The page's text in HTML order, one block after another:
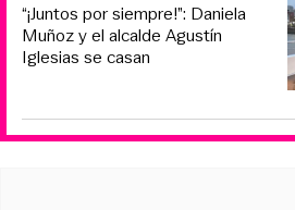
“¡Juntos por siempre!”: Daniela
Muñoz y el alcalde Agustín
Iglesias se casan